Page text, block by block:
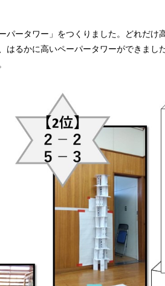
ータワー」をつくりました。どれだけ
るかに高いペーパータワーができまし